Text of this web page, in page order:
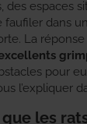
espaces
dans
La
pour
l’expliquer
les